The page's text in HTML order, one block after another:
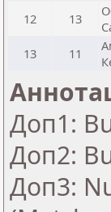
12
13
13 11
Доп1:
Доп2:
Доп3: